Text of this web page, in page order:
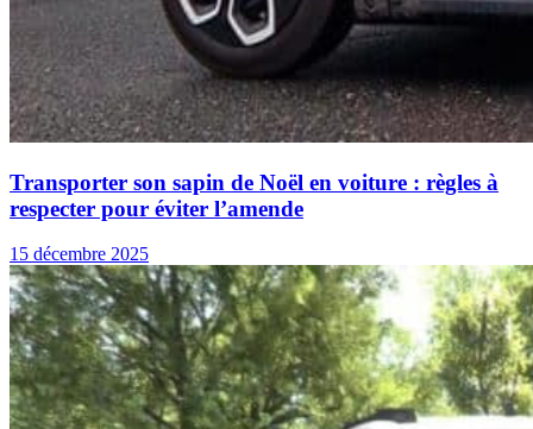
Transporter son sapin de Noël en voiture : règles à
respecter pour éviter l’amende
15 décembre 2025